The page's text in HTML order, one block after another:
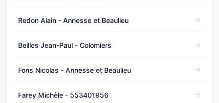
Redon Alain - Annesse et Beaulieu
Beilles Jean-Paul - Colomiers
Fons Nicolas - Annesse et Beaulieu
Farey Michèle - 553401956